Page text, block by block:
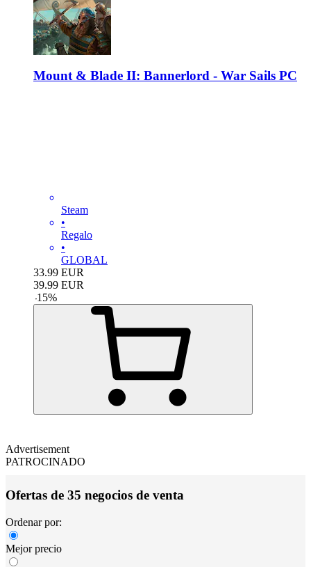
Mount & Blade II: Bannerlord - War Sails PC
Steam
•
Regalo
•
GLOBAL
33.99 EUR
39.99 EUR
-15%
Advertisement
PATROCINADO
Ofertas de 35 negocios de venta
Ordenar por:
Mejor precio